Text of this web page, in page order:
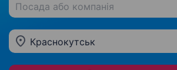
Посада або компанія
Краснокутськ